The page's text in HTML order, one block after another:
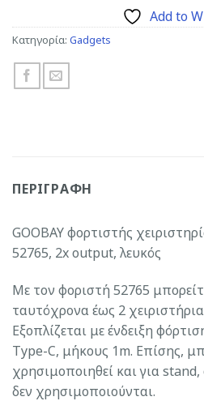
Add to
Κατηγορία: Gadgets
ΠΕΡΙΓΡΑΦΉ
GOOBAY φορτιστής
52765, 2x output, λευκός
Με τον φοριστή 52765
ταυτόχρονα έως 2
Εξοπλίζεται με ένδειξη
Type-C, μήκους 1m. Επίσης,
χρησιμοποιηθεί και για
δεν χρησιμοποιούνται.